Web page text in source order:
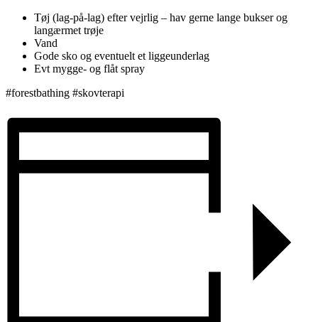
Tøj (lag-på-lag) efter vejrlig – hav gerne lange bukser og
langærmet trøje
Vand
Gode sko og eventuelt et liggeunderlag
Evt mygge- og flåt spray
#forestbathing #skovterapi